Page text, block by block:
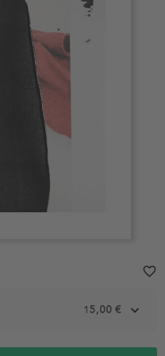
15,00 €
favorite_border